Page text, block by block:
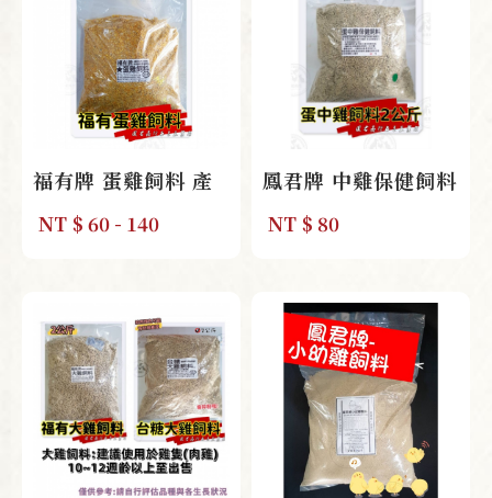
福有牌 蛋雞飼料 產
蛋用 分裝
NT $ 60 - 140
鳳君牌 中雞保健飼料
NT $ 80